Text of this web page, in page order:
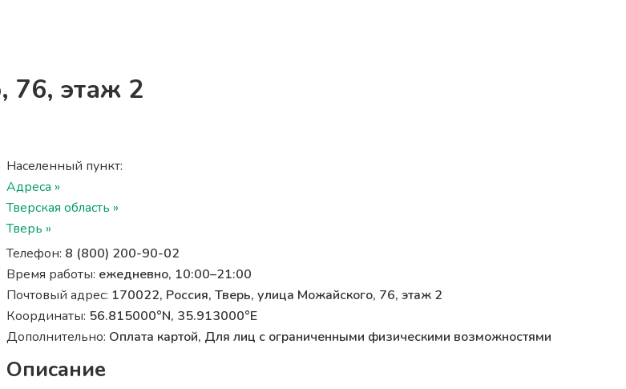
76, этаж 2
Населенный пункт:
Адреса »
Тверская область »
Тверь »
Телефон: 8 (800) 200-90-02
Время работы: ежедневно, 10:00–21:00
Почтовый адрес: 170022, Россия, Тверь, улица Можайского, 76, этаж 2
Координаты: 56.815000°N, 35.913000°E
Дополнительно: Оплата картой, Для лиц с ограниченными физическими возможностями
Описание